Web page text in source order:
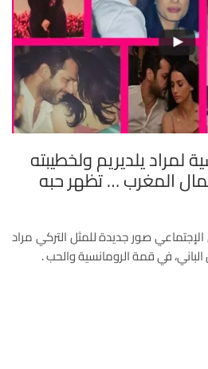
لمراد يلديريم ولخطيبته
المغرب … تظهر حبه
صور جديدة للمثل التركي مراد
الباني، في قمة الرومانسية والحب .